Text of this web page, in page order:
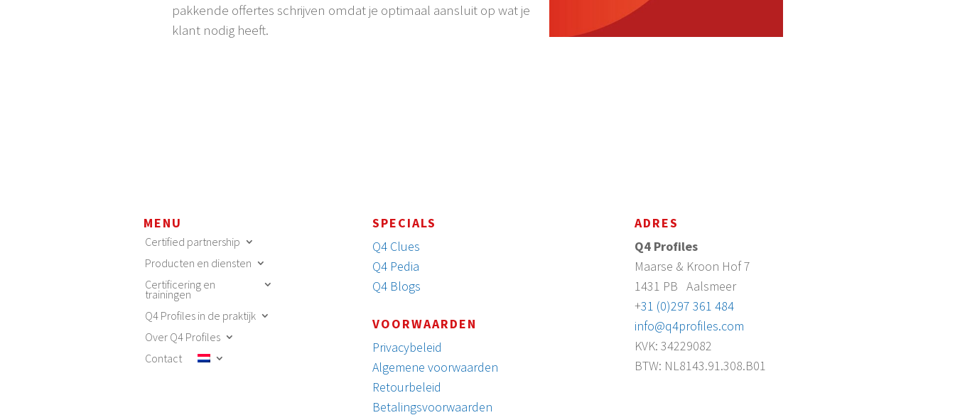
pakkende offertes schrijven omdat je optimaal aansluit op wat je
klant nodig heeft.
MENU
Certified partnership
Producten en diensten
Certificering en
trainingen
Q4 Profiles in de praktijk
Over Q4 Profiles
Contact
SPECIALS
Q4 Clues
Q4 Pedia
Q4 Blogs
VOORWAARDEN
Privacybeleid
Algemene voorwaarden
Retourbeleid
Betalingsvoorwaarden
ADRES
Q4 Profiles
Maarse & Kroon Hof 7
1431 PB Aalsmeer
+31 (0)297 361 484
info@q4profiles.com
KVK: 34229082
BTW: NL8143.91.308.B01